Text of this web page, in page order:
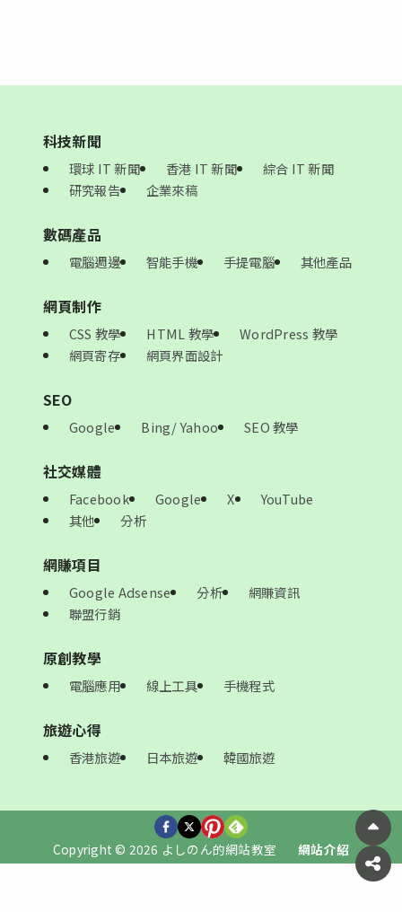
科技新聞
環球 IT 新聞 香港 IT 新聞
綜合 IT 新聞
研究報告
企業來稿
數碼產品
電腦週邊 智能手機 手提電腦 其他產品
網頁制作
CSS 教學 HTML 教學
WordPress 教學
網頁寄存
網頁界面設計
SEO
Google Bing/ Yahoo SEO 教學
社交媒體
Facebook Google X
YouTube
其他
分析
網賺項目
Google Adsense 分析
網賺資訊
聯盟行銷
原創教學
電腦應用 線上工具 手機程式
旅遊心得
香港旅遊 日本旅遊 韓國旅遊
Copyright © 2026 よしのん的網站教室 網站介紹